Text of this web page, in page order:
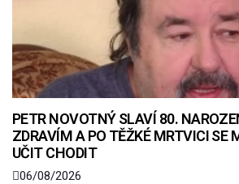
PETR NOVOTNÝ SLAVÍ 80.
ZDRAVÍM A PO TĚŽKÉ MRTVICI SE
UČIT CHODIT
06/08/2026